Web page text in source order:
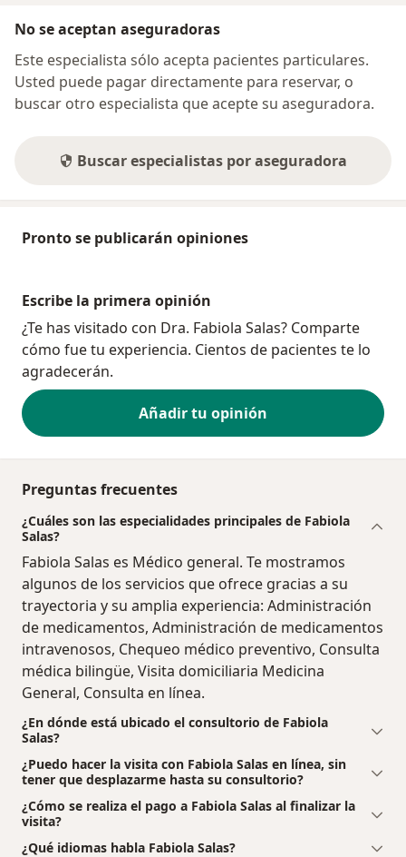
No se aceptan aseguradoras
Este especialista sólo acepta pacientes particulares.
Usted puede pagar directamente para reservar, o
buscar otro especialista que acepte su aseguradora.
Buscar especialistas por aseguradora
Pronto se publicarán opiniones
Escribe la primera opinión
¿Te has visitado con Dra. Fabiola Salas? Comparte
cómo fue tu experiencia. Cientos de pacientes te lo
agradecerán.
Añadir tu opinión
Preguntas frecuentes
¿Cuáles son las especialidades principales de Fabiola
Salas?
Fabiola Salas es Médico general. Te mostramos
algunos de los servicios que ofrece gracias a su
trayectoria y su amplia experiencia: Administración
de medicamentos, Administración de medicamentos
intravenosos, Chequeo médico preventivo, Consulta
médica bilingüe, Visita domiciliaria Medicina
General, Consulta en línea.
¿En dónde está ubicado el consultorio de Fabiola
Salas?
¿Puedo hacer la visita con Fabiola Salas en línea, sin
tener que desplazarme hasta su consultorio?
¿Cómo se realiza el pago a Fabiola Salas al finalizar la
visita?
¿Qué idiomas habla Fabiola Salas?